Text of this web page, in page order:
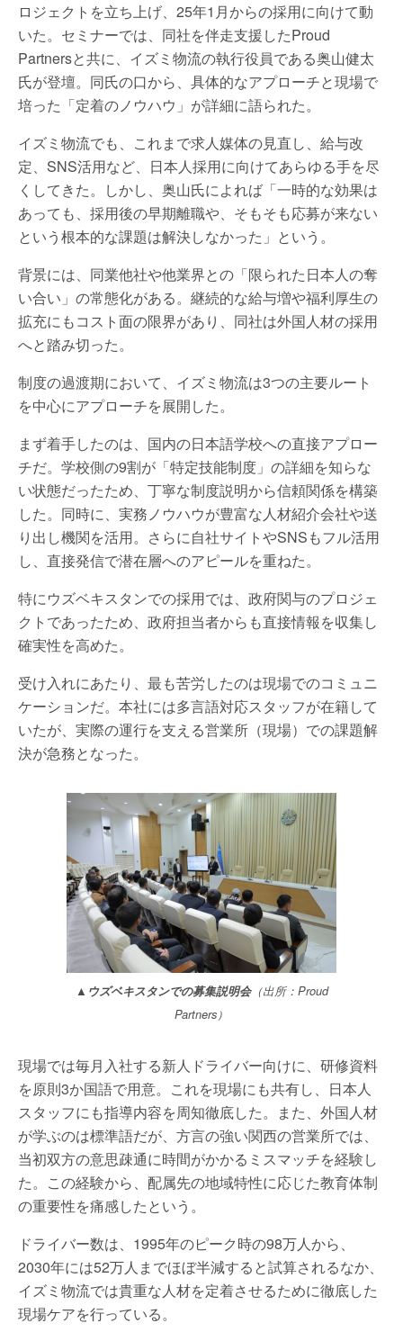
ロジェクトを立ち上げ、25年1月からの採用に向けて動
いた。セミナーでは、同社を伴走支援したProud
Partnersと共に、イズミ物流の執行役員である奥山健太
氏が登壇。同氏の口から、具体的なアプローチと現場で
培った「定着のノウハウ」が詳細に語られた。
イズミ物流でも、これまで求人媒体の見直し、給与改
定、SNS活用など、日本人採用に向けてあらゆる手を尽
くしてきた。しかし、奥山氏によれば「一時的な効果は
あっても、採用後の早期離職や、そもそも応募が来ない
という根本的な課題は解決しなかった」という。
背景には、同業他社や他業界との「限られた日本人の奪
い合い」の常態化がある。継続的な給与増や福利厚生の
拡充にもコスト面の限界があり、同社は外国人材の採用
へと踏み切った。
制度の過渡期において、イズミ物流は3つの主要ルート
を中心にアプローチを展開した。
まず着手したのは、国内の日本語学校への直接アプロー
チだ。学校側の9割が「特定技能制度」の詳細を知らな
い状態だったため、丁寧な制度説明から信頼関係を構築
した。同時に、実務ノウハウが豊富な人材紹介会社や送
り出し機関を活用。さらに自社サイトやSNSもフル活用
し、直接発信で潜在層へのアピールを重ねた。
特にウズベキスタンでの採用では、政府関与のプロジェ
クトであったため、政府担当者からも直接情報を収集し
確実性を高めた。
受け入れにあたり、最も苦労したのは現場でのコミュニ
ケーションだ。本社には多言語対応スタッフが在籍して
いたが、実際の運行を支える営業所（現場）での課題解
決が急務となった。
▲ウズベキスタンでの募集説明会（出所：Proud
Partners）
現場では毎月入社する新人ドライバー向けに、研修資料
を原則3か国語で用意。これを現場にも共有し、日本人
スタッフにも指導内容を周知徹底した。また、外国人材
が学ぶのは標準語だが、方言の強い関西の営業所では、
当初双方の意思疎通に時間がかかるミスマッチを経験し
た。この経験から、配属先の地域特性に応じた教育体制
の重要性を痛感したという。
ドライバー数は、1995年のピーク時の98万人から、
2030年には52万人までほぼ半減すると試算されるなか、
イズミ物流では貴重な人材を定着させるために徹底した
現場ケアを行っている。